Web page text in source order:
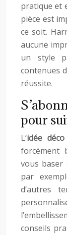
pratique et
pièce est
ce soit.
aucune
un style
contenues
réussite.
pour
L’idée déco
forcément
vous baser
par
d’autres
conseils